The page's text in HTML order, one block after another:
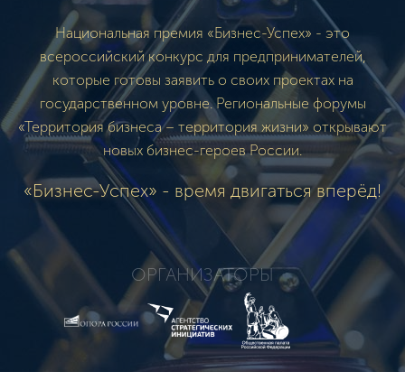
Национальная премия «Бизнес-Успех» - это
всероссийский конкурс для предпринимателей,
которые готовы заявить о своих проектах на
государственном уровне. Региональные форумы
«Территория бизнеса – территория жизни» открывают
новых бизнес-героев России.
«Бизнес-Успех» - время двигаться вперёд!
ОРГАНИЗАТОРЫ